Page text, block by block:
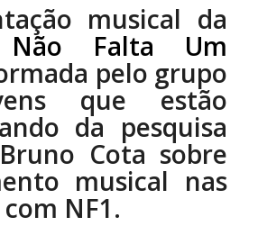
musical da
Não Falta Um
pelo grupo
que estão
da pesquisa
Cota sobre
musical nas
NF1.